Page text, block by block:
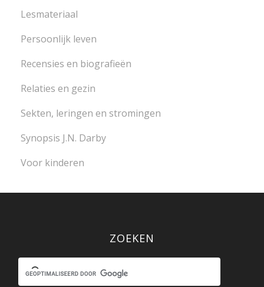
Lesmateriaal
Persoonlijk leven
Recensies en biografieën
Relaties en gezin
Sekten, leringen en stromingen
Synopsis J.N. Darby
Voor kinderen
ZOEKEN